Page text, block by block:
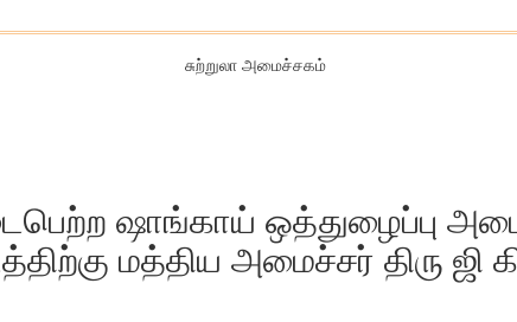
சுற்றுலா அமைச்சகம்
ஷாங்காய் ஒத்துழைப்பு
மத்திய அமைச்சர் திரு ஜி